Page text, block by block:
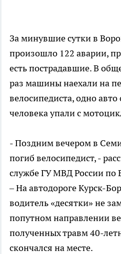
За минувшие сутки в
произошло 122 аварии,
есть пострадавшие. В
раз машины наехали на
велосипедиста, одно
человека упали с
- Поздним вечером в
погиб велосипедист, -
службе ГУ МВД России по
– На автодороге Курск-
водитель «десятки» не
попутном направлении
полученных травм 40-
скончался на месте.